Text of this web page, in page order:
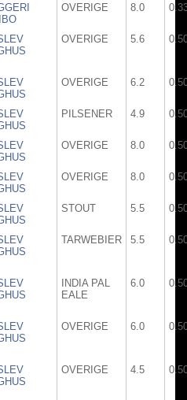
OVERIGE 8.0
OVERIGE 5.6
OVERIGE 6.2
PILSENER 4.9
OVERIGE 8.0
OVERIGE 8.0
STOUT 5.5
TARWEBIER 5.5
INDIA PAL
EALE
6.0
OVERIGE 6.0
OVERIGE 4.5